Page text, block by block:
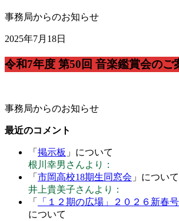
事務局からのお知らせ
2025年7月18日
令和7年度 第50回 音楽鑑賞会のご
事務局からのお知らせ
最近のコメント
「 掲示板 」について
根川幸男さんより：
「 市岡高校18期生同窓会 」について
井上貴美子さんより：
「
「１２期の広場」２０２６新春
について